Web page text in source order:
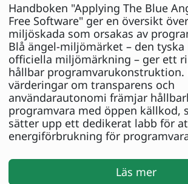
Handboken "Applying The Blue
Free Software" ger en översikt
miljöskada som orsakas av
Blå ängel-miljömärket – den tyska
officiella miljömärkning – ger ett
hållbar programvarukonstruktion.
värderingar om transparens och
användarautonomi främjar
programvara med öppen källkod,
sätter upp ett dedikerat labb för
energiförbrukning för
Läs mer